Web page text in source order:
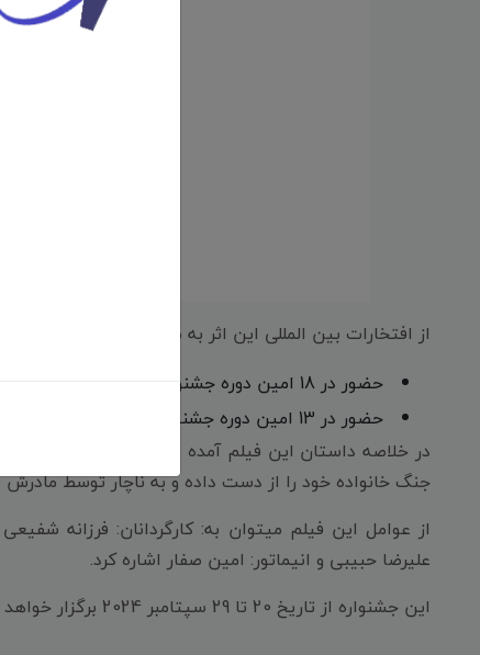
از افتخارات بین المللی این اثر به موارد زیر میتوان اشاره
حضور در 18 امین دوره جشنواره بین المللی «Poppy Jasper International Film Festival» آمریکا - 2024 /
حضور در 13 امین دوره جشنواره بین المللی «Tracce cinematografiche Film Fest» ایتالیا - 2024 /
جنگ خانواده خود را از دست داده و به ناچار توسط
از عوامل این فیلم میتوان به: کارگردانان: فرزانه
علیرضا حبیبی و انیماتور: امین صفار اشاره کرد.
این جشنواره از تاریخ 20 تا 29 سپتامبر 2024 برگزار خواهد شد.